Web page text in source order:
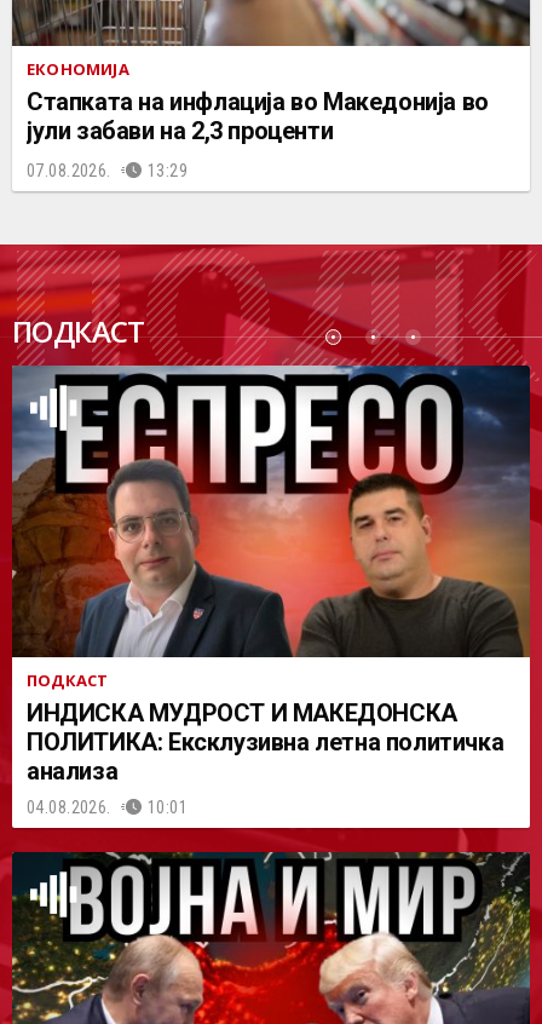
ЕКОНОМИЈА
Стапката на инфлација во Македонија во
јули забави на 2,3 проценти
07.08.2026. 13:29
ПОДКАСТ
ПОДК
АСТ
ПОДКАСТ
ИНДИСКА МУДРОСТ И МАКЕДОНСКА
ПОЛИТИКА: Ексклузивна летна политичка
анализа
04.08.2026. 10:01